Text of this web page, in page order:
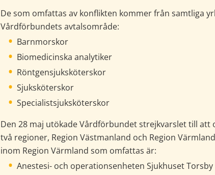
De som omfattas av konflikten kommer från samtliga
Vårdförbundets avtalsområde:
Barnmorskor
Biomedicinska analytiker
Röntgensjuksköterskor
Sjuksköterskor
Specialistsjuksköterskor
Den 28 maj utökade Vårdförbundet strejkvarslet till
två regioner, Region Västmanland och Region
inom Region Värmland som omfattas är:
Anestesi- och operationsenheten Sjukhuset Torsby